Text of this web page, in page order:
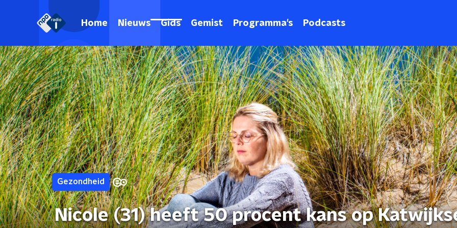
Home Nieuws Gids Gemist Programma's Podcasts
Gezondheid
Nicole (31) heeft 50 procent kans op